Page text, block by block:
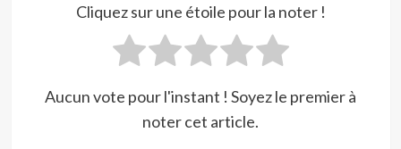
Cliquez sur une étoile pour la noter !
Aucun vote pour l'instant ! Soyez le premier à
noter cet article.